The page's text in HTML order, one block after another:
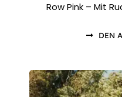
Row Pink – Mit
DEN